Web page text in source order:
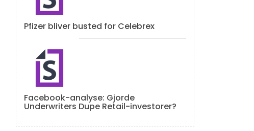
Pfizer bliver busted for Celebrex
Facebook-analyse: Gjorde
Underwriters Dupe Retail-investorer?